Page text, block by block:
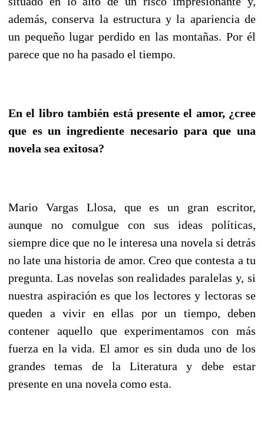
además, conserva la estructura y la apariencia de
un pequeño lugar perdido en las montañas. Por él
parece que no ha pasado el tiempo.
En el libro también está presente el amor, ¿cree
que es un ingrediente necesario para que una
novela sea exitosa?
Mario Vargas Llosa, que es un gran escritor,
aunque no comulgue con sus ideas políticas,
siempre dice que no le interesa una novela si detrás
no late una historia de amor. Creo que contesta a tu
pregunta. Las novelas son realidades paralelas y, si
nuestra aspiración es que los lectores y lectoras se
queden a vivir en ellas por un tiempo, deben
contener aquello que experimentamos con más
fuerza en la vida. El amor es sin duda uno de los
grandes temas de la Literatura y debe estar
presente en una novela como esta.